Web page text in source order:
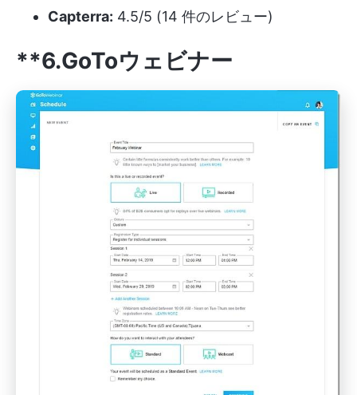
Capterra: 4.5/5 (14 件のレビュー)
**6.GoToウェビナー